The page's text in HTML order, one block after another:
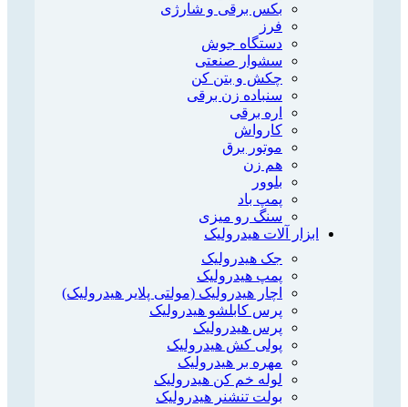
بکس برقی و شارژی
فرز
دستگاه جوش
سشوار صنعتی
چکش و بتن کن
سنباده زن برقی
اره برقی
کارواش
موتور برق
هم زن
بلوور
پمپ باد
سنگ رو میزی
ابزار آلات هیدرولیک
جک هیدرولیک
پمپ هیدرولیک
اچار هیدرولیک (مولتی پلایر هیدرولیک)
پرس کابلشو هیدرولیک
پرس هیدرولیک
پولی کش هیدرولیک
مهره بر هیدرولیک
لوله خم کن هیدرولیک
بولت تنشنر هیدرولیک